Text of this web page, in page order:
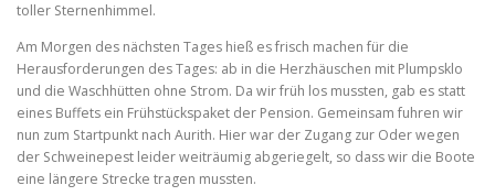
toller Sternenhimmel.
Am Morgen des nächsten Tages hieß es frisch machen für die
Herausforderungen des Tages: ab in die Herzhäuschen mit Plumpsklo
und die Waschhütten ohne Strom. Da wir früh los mussten, gab es statt
eines Buffets ein Frühstückspaket der Pension. Gemeinsam fuhren wir
nun zum Startpunkt nach Aurith. Hier war der Zugang zur Oder wegen
der Schweinepest leider weiträumig abgeriegelt, so dass wir die Boote
eine längere Strecke tragen mussten.